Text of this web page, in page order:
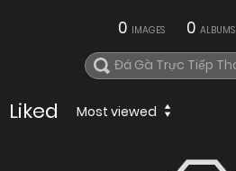
0 IMAGES 0 ALBUMS
Liked Most viewed